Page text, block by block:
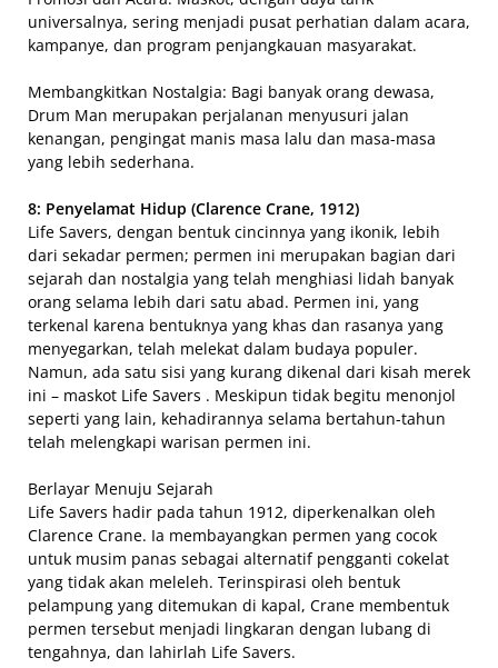
universalnya, sering menjadi pusat perhatian dalam acara,
kampanye, dan program penjangkauan masyarakat.
Membangkitkan Nostalgia: Bagi banyak orang dewasa,
Drum Man merupakan perjalanan menyusuri jalan
kenangan, pengingat manis masa lalu dan masa-masa
yang lebih sederhana.
8: Penyelamat Hidup (Clarence Crane, 1912)
Life Savers, dengan bentuk cincinnya yang ikonik, lebih
dari sekadar permen; permen ini merupakan bagian dari
sejarah dan nostalgia yang telah menghiasi lidah banyak
orang selama lebih dari satu abad. Permen ini, yang
terkenal karena bentuknya yang khas dan rasanya yang
menyegarkan, telah melekat dalam budaya populer.
Namun, ada satu sisi yang kurang dikenal dari kisah merek
ini – maskot Life Savers . Meskipun tidak begitu menonjol
seperti yang lain, kehadirannya selama bertahun-tahun
telah melengkapi warisan permen ini.
Berlayar Menuju Sejarah
Life Savers hadir pada tahun 1912, diperkenalkan oleh
Clarence Crane. Ia membayangkan permen yang cocok
untuk musim panas sebagai alternatif pengganti cokelat
yang tidak akan meleleh. Terinspirasi oleh bentuk
pelampung yang ditemukan di kapal, Crane membentuk
permen tersebut menjadi lingkaran dengan lubang di
tengahnya, dan lahirlah Life Savers.